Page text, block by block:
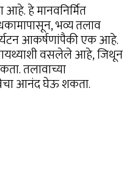
हे मानवनिर्मित
भव्य तलाव
आकर्षणांपैकी एक आहे.
वसलेले आहे, जिथून
तलावाच्या
आनंद घेऊ शकता.